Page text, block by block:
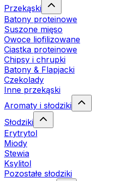
Przekąski
Batony proteinowe
Suszone mięso
Owoce liofilizowane
Ciastka proteinowe
Chipsy i chrupki
Batony & Flapjacki
Czekolady
Inne przekąski
Aromaty i słodziki
Słodziki
Erytrytol
Miody
Stewia
Ksylitol
Pozostałe słodziki